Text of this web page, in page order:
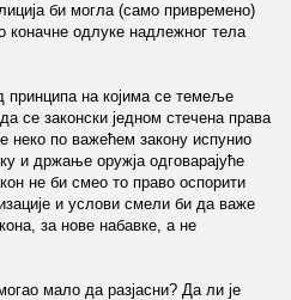
би могла (само привремено)
коначне одлуке надлежног тела
принципа на којима се темеље
се законски једном стечена права
неко по важећем закону испунио
и држање оружја одговарајуће
не би смео то право оспорити
и услови смели би да важе
за нове набавке, а не
мало да разјасни? Да ли је